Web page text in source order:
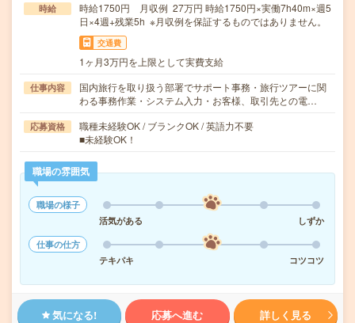
時給
時給1750円 月収例 27万円 時給1750円×実働7h40m×週5
日×4週+残業5h ※月収例を保証するものではありません。
交通費
1ヶ月3万円を上限として実費支給
仕事内容
国内旅行を取り扱う部署でサポート事務・旅行ツアーに関
わる事務作業・システム入力・お客様、取引先との電…
応募資格
職種未経験OK / ブランクOK / 英語力不要
■未経験OK！
職場の雰囲気
職場の様子
活気がある
しずか
仕事の仕方
テキパキ
コツコツ
気になる! 応募へ進む 詳しく見る